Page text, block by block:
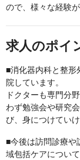
ので、様々な経験
求人のポイ
■消化器内科と整形
院しています。
ドクターも専門分
わず勉強会や研究
び、身につけていけ
■今後は訪問診療や
域包括ケアについ